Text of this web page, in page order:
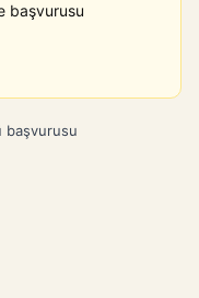
başvurusu
başvurusu